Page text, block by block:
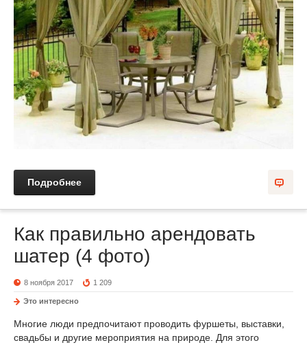
Подробнее
Как правильно арендовать
шатер (4 фото)
8 ноября 2017 1 209
Это интересно
Многие люди предпочитают проводить фуршеты, выставки,
свадьбы и другие мероприятия на природе. Для этого